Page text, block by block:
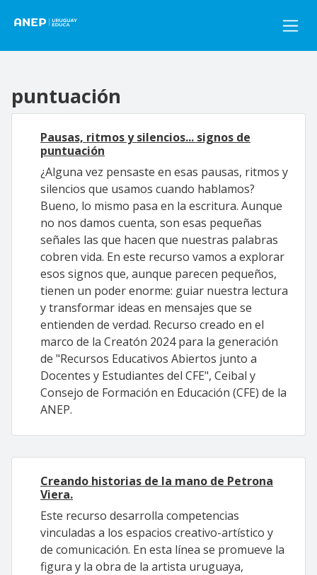
puntuación
Pausas, ritmos y silencios... signos de
puntuación
¿Alguna vez pensaste en esas pausas, ritmos y
silencios que usamos cuando hablamos?
Bueno, lo mismo pasa en la escritura. Aunque
no nos damos cuenta, son esas pequeñas
señales las que hacen que nuestras palabras
cobren vida. En este recurso vamos a explorar
esos signos que, aunque parecen pequeños,
tienen un poder enorme: guiar nuestra lectura
y transformar ideas en mensajes que se
entienden de verdad. Recurso creado en el
marco de la Creatón 2024 para la generación
de "Recursos Educativos Abiertos junto a
Docentes y Estudiantes del CFE", Ceibal y
Consejo de Formación en Educación (CFE) de la
ANEP.
Creando historias de la mano de Petrona
Viera.
Este recurso desarrolla competencias
vinculadas a los espacios creativo-artístico y
de comunicación. En esta línea se promueve la
figura y la obra de la artista uruguaya,